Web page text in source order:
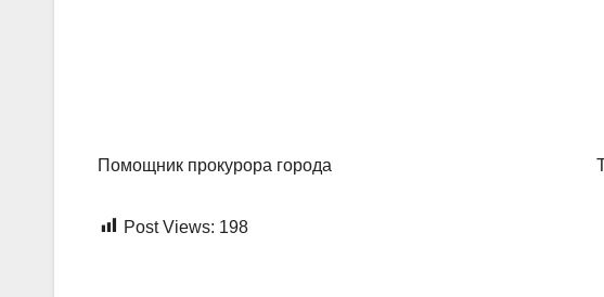
Помощник прокурора города Т.А.
Post Views: 198